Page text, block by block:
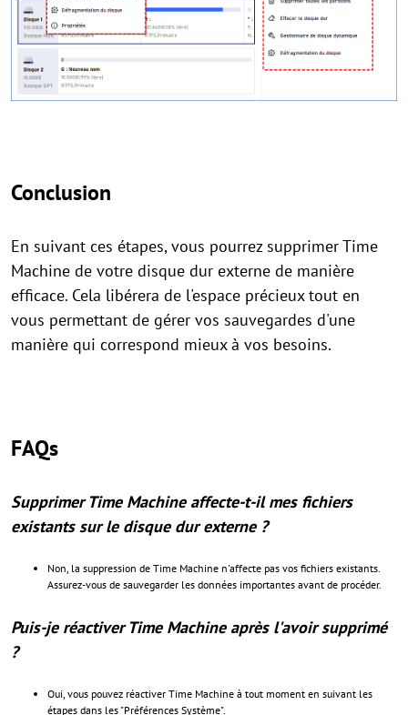
Conclusion
En suivant ces étapes, vous pourrez supprimer Time
Machine de votre disque dur externe de manière
efficace. Cela libérera de l'espace précieux tout en
vous permettant de gérer vos sauvegardes d'une
manière qui correspond mieux à vos besoins.
FAQs
Supprimer Time Machine affecte-t-il mes fichiers
existants sur le disque dur externe ?
Non, la suppression de Time Machine n'affecte pas vos fichiers existants.
Assurez-vous de sauvegarder les données importantes avant de procéder.
Puis-je réactiver Time Machine après l'avoir supprimé
?
Oui, vous pouvez réactiver Time Machine à tout moment en suivant les
étapes dans les "Préférences Système".